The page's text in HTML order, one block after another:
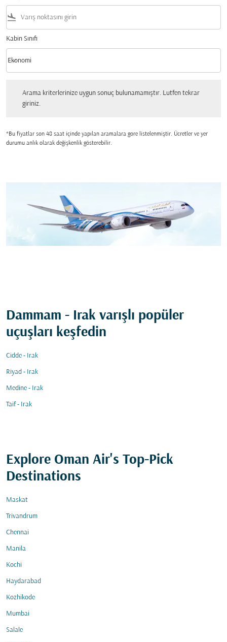
flight_land
Kabin Sınıfı
Kabin Sınıfı option Ekonomi Selected
Ekonomi
keyboard_arrow_down
Arama kriterlerinize uygun sonuç bulunamamıştır. Lutfen tekrar
giriniz.
*Bu fiyatlar son 48 saat içinde yapılan aramalara gore listelenmiştir. Ücretler ve yer
durumu anlık olarak değişkenlik gösterebilir.
Dammam - Irak varışlı popüler
uçuşları keşfedin
Cidde - Irak
Riyad - Irak
Medine - Irak
Taif - Irak
Explore Oman Air's Top-Pick
Destinations
Maskat
Trivandrum
Chennai
Manila
Kochi
Haydarabad
Kozhikode
Mumbai
Salale